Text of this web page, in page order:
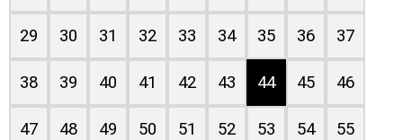
29 30 31 32 33 34 35 36 37
38 39 40 41 42 43 44 45 46
47 48 49 50 51 52 53 54 55